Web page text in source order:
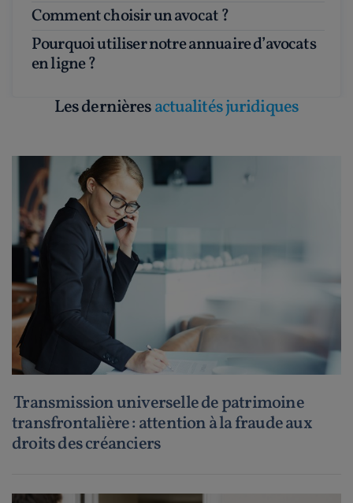
Comment choisir un avocat ?
Pourquoi utiliser notre annuaire d’avocats
en ligne ?
Les dernièresactualités juridiques
Transmission universelle de patrimoine
transfrontalière : attention à la fraude aux
droits des créanciers